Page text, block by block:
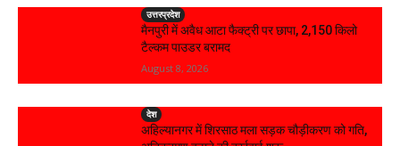
उत्तरप्रदेश
मैनपुरी में अवैध आटा फैक्ट्री पर छापा, 2,150 किलो
टैल्कम पाउडर बरामद
August 8, 2026
देश
अहिल्यानगर में शिरसाठ मला सड़क चौड़ीकरण को गति,